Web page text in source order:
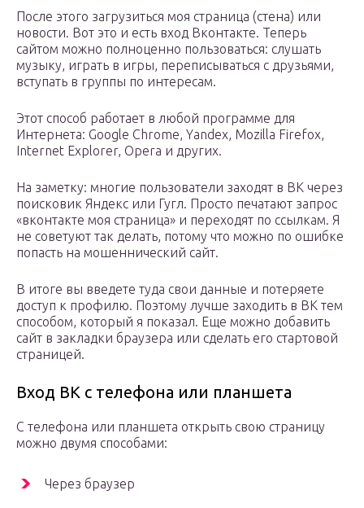
После этого загрузиться моя страница (стена) или
новости. Вот это и есть вход Вконтакте. Теперь
сайтом можно полноценно пользоваться: слушать
музыку, играть в игры, переписываться с друзьями,
вступать в группы по интересам.
Этот способ работает в любой программе для
Интернета: Google Chrome, Yandex, Mozilla Firefox,
Internet Explorer, Opera и других.
На заметку: многие пользователи заходят в ВК через
поисковик Яндекс или Гугл. Просто печатают запрос
«вконтакте моя страница» и переходят по ссылкам. Я
не советуют так делать, потому что можно по ошибке
попасть на мошеннический сайт.
В итоге вы введете туда свои данные и потеряете
доступ к профилю. Поэтому лучше заходить в ВК тем
способом, который я показал. Еще можно добавить
сайт в закладки браузера или сделать его стартовой
страницей.
Вход ВК с телефона или планшета
С телефона или планшета открыть свою страницу
можно двумя способами:
Через браузер